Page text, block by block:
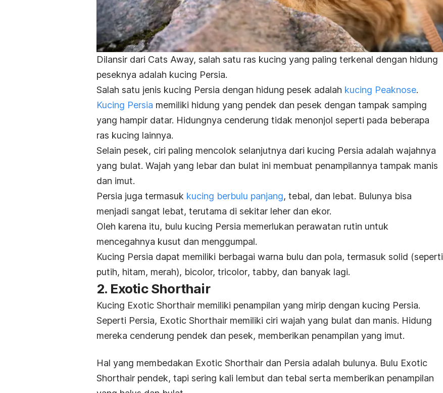
Dilansir dari Cats Away, salah satu ras kucing yang paling terkenal dengan hidung
peseknya adalah kucing Persia.
Salah satu jenis kucing Persia dengan hidung pesek adalah kucing Peaknose.
Kucing Persia memiliki hidung yang pendek dan pesek dengan tampak samping
yang hampir datar. Hidungnya cenderung tidak menonjol seperti pada beberapa
ras kucing lainnya.
Selain pesek, ciri paling mencolok selanjutnya dari kucing Persia adalah wajahnya
yang bulat. Wajah yang lebar dan bulat ini membuat penampilannya tampak manis
dan imut.
Persia juga termasuk kucing berbulu panjang, tebal, dan lebat. Bulunya bisa
menjadi sangat lebat, terutama di sekitar leher dan ekor.
Oleh karena itu, bulu kucing Persia memerlukan perawatan rutin untuk
mencegahnya kusut dan menggumpal.
Kucing Persia dapat memiliki berbagai warna bulu dan pola, termasuk solid (seperti
putih, hitam, merah), bicolor, tricolor, tabby, dan banyak lagi.
2. Exotic Shorthair
Kucing Exotic Shorthair memiliki penampilan yang mirip dengan kucing Persia.
Seperti Persia, Exotic Shorthair memiliki ciri wajah yang bulat dan manis. Hidung
mereka cenderung pendek dan pesek, memberikan penampilan yang imut.
Hal yang membedakan Exotic Shorthair dan Persia adalah bulunya. Bulu Exotic
Shorthair pendek, tapi sering kali lembut dan tebal serta memberikan penampilan